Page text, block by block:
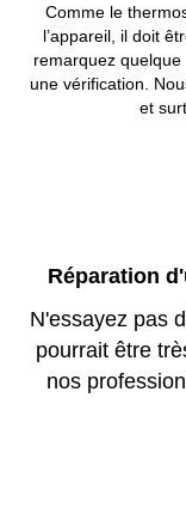
Comme le
l’appareil, il doit
remarquez
une vérification.
et
Réparation
N'essayez pas
pourrait être
nos